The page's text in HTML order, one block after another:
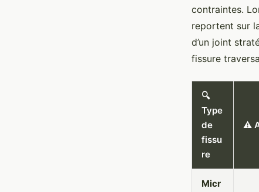
contraintes.
reportent sur
d’un joint
fissure
🔍
Type
de
fissu
re
⚠️
Micr